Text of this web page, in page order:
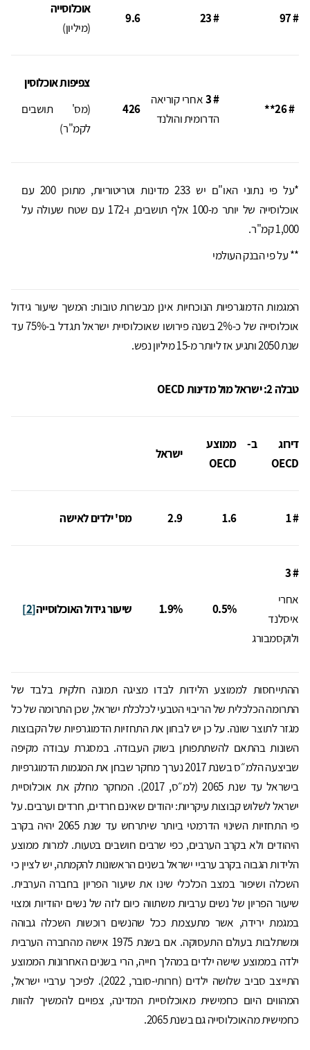
# 97
#
23
9.6
אוכלוסייה
(מיליון)
#
26
**
# 3
אחרי קוריאה
הדרומית והולנד
426
צפיפות אוכלוסין
(מס' תושבים
לקמ"ר)
*על פי נתוני האו"ם יש 233 מדינות וטריטוריות, מתוכן 200 עם
אוכלוסייה של יותר מ-100 אלף תושבים, ו-172 עם שטח שעולה על
1,000 קמ"ר.
** על פי הבנק העולמי
המגמות הדמוגרפיות הנוכחיות אינן מבשרות טובות: המשך שיעור גידול
אוכלוסייה של כ-2% בשנה פירושו שאוכלוסיית ישראל תגדל ב-75% עד
שנת 2050 ותגיע אז ליותר מ-15 מיליון נפש.
טבלה 2: ישראל מול מדינות OECD
דירוג ב-
OECD
ממוצע
OECD
ישראל
# 1
1.6
2.9 מס' ילדים לאישה
#
3
אחרי
איסלנד
ולוקסמבורג
0.5%
1.9% שיעור גידול האוכלוסייה[2]
ההתייחסות לממוצע הלידות לבדו מציגה תמונה חלקית בלבד של
התרומה הכלכלית של הריבוי הטבעי לכלכלת ישראל, שכן התרומה של כל
מגזר לתוצר שונה. על כן יש לבחון את התחזיות הדמוגרפיות של הקבוצות
השונות בהתאם להשתתפותן בשוק העבודה. במסגרת עבודה מקיפה
שביצעה הלמ״ס בשנת 2017 נערך מחקר שבחן את המגמות הדמוגרפיות
בישראל עד שנת 2065 (למ״ס, 2017). המחקר מחלק את אוכלוסיית
ישראל לשלוש קבוצות עיקריות: יהודים שאינם חרדים, חרדים וערבים. על
פי התחזיות השינוי הדרמטי ביותר שיתרחש עד שנת 2065 יהיה בקרב
היהודים ולא בקרב הערבים, כפי שרבים חושבים בטעות. למרות ממוצע
הלידות הגבוה בקרב ערביי ישראל בשנים הראשונות להקמתה, יש לציין כי
השכלה ושיפור במצב הכלכלי שינו את שיעור הפריון בחברה הערבית.
שיעור הפריון של נשים ערביות משתווה כיום לזה של נשים יהודיות ומצוי
במגמת ירידה, אשר מתעצמת ככל שהנשים רוכשות השכלה גבוהה
ומשתלבות בעולם התעסוקה. אם בשנת 1975 אישה מהחברה הערבית
ילדה בממוצע שישה ילדים במהלך חייה, הרי בשנים האחרונות הממוצע
התייצב סביב שלושה ילדים (חרותי-סובר, 2022). לפיכך ערביי ישראל,
המהווים היום כחמישית מאוכלוסיית המדינה, צפויים להמשיך להוות
כחמישית מהאוכלוסייה גם בשנת 2065.